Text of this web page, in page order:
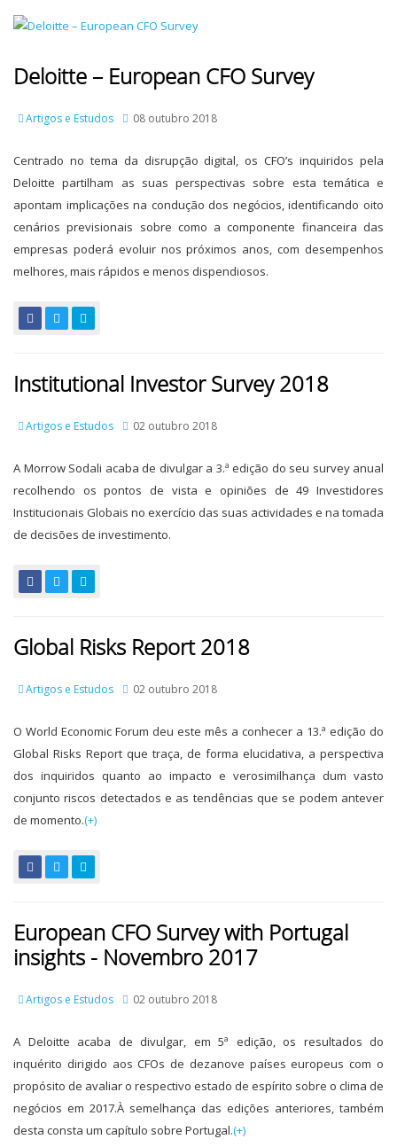
Deloitte – European CFO Survey
Artigos e Estudos 08 outubro 2018
Centrado no tema da disrupção digital, os CFO’s inquiridos pela
Deloitte partilham as suas perspectivas sobre esta temática e
apontam implicações na condução dos negócios, identificando oito
cenários previsionais sobre como a componente financeira das
empresas poderá evoluir nos próximos anos, com desempenhos
melhores, mais rápidos e menos dispendiosos.
Institutional Investor Survey 2018
Artigos e Estudos 02 outubro 2018
A Morrow Sodali acaba de divulgar a 3.ª edição do seu survey anual
recolhendo os pontos de vista e opiniões de 49 Investidores
Institucionais Globais no exercício das suas actividades e na tomada
de decisões de investimento.
Global Risks Report 2018
Artigos e Estudos 02 outubro 2018
O World Economic Forum deu este mês a conhecer a 13.ª edição do
Global Risks Report que traça, de forma elucidativa, a perspectiva
dos inquiridos quanto ao impacto e verosimilhança dum vasto
conjunto riscos detectados e as tendências que se podem antever
de momento.(+)
European CFO Survey with Portugal
insights - Novembro 2017
Artigos e Estudos 02 outubro 2018
A Deloitte acaba de divulgar, em 5ª edição, os resultados do
inquérito dirigido aos CFOs de dezanove países europeus com o
propósito de avaliar o respectivo estado de espírito sobre o clima de
negócios em 2017.À semelhança das edições anteriores, também
desta consta um capítulo sobre Portugal.(+)